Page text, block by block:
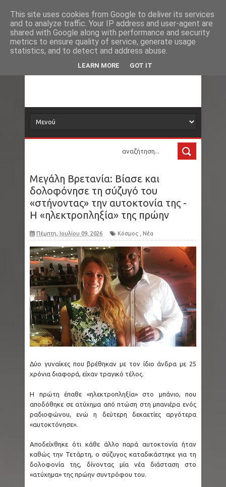
Νέα Loading...
δορυφόρος
Τα νέα όλου του κόσμου στο πιάτο σας
Μεγάλη Βρετανία: Bίασε και
δολοφόνησε τη σύζυγό του
«στήνοντας» την αυτοκτονία της -
Η «ηλεκτροπληξία» της πρώην
Πέμπτη, Ιουλίου 09, 2026 Κόσμος Νέα
Δύο γυναίκες που βρέθηκαν με τον ίδιο άνδρα με 25
χρόνια διαφορά, είχαν τραγικό τέλος.
Η πρώτη έπαθε «ηλεκτροπληξία» στο μπάνιο, που
αποδόθηκε σε ατύχημα από πτώση στη μπανιέρα ενός
ραδιοφώνου, ενώ η δεύτερη δεκαετίες αργότερα
«αυτοκτόνησε».
Αποδείχθηκε ότι κάθε άλλο παρά αυτοκτονία ήταν
καθώς την Τετάρτη, ο σύζυγος καταδικάστηκε για τη
δολοφονία της, δίνοντας μία νέα διάσταση στο
«ατύχημα» της πρώην συντρόφου του.
This site uses cookies from Google to deliver its services
and to analyze traffic. Your IP address and user-agent are
shared with Google along with performance and security
metrics to ensure quality of service, generate usage
statistics, and to detect and address abuse.
LEARN MORE GOT IT